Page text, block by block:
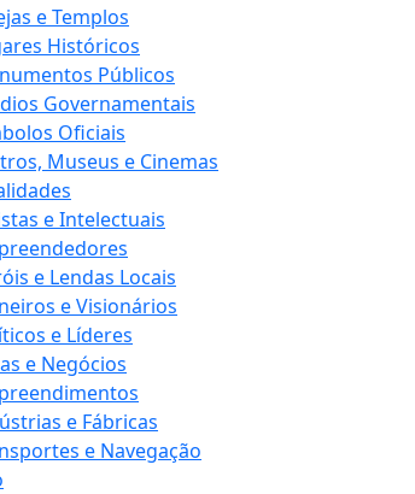
e Templos
Históricos
Públicos
Governamentais
Oficiais
Museus e Cinemas
e Intelectuais
e Lendas Locais
e Visionários
e Líderes
e Negócios
e Fábricas
e Navegação